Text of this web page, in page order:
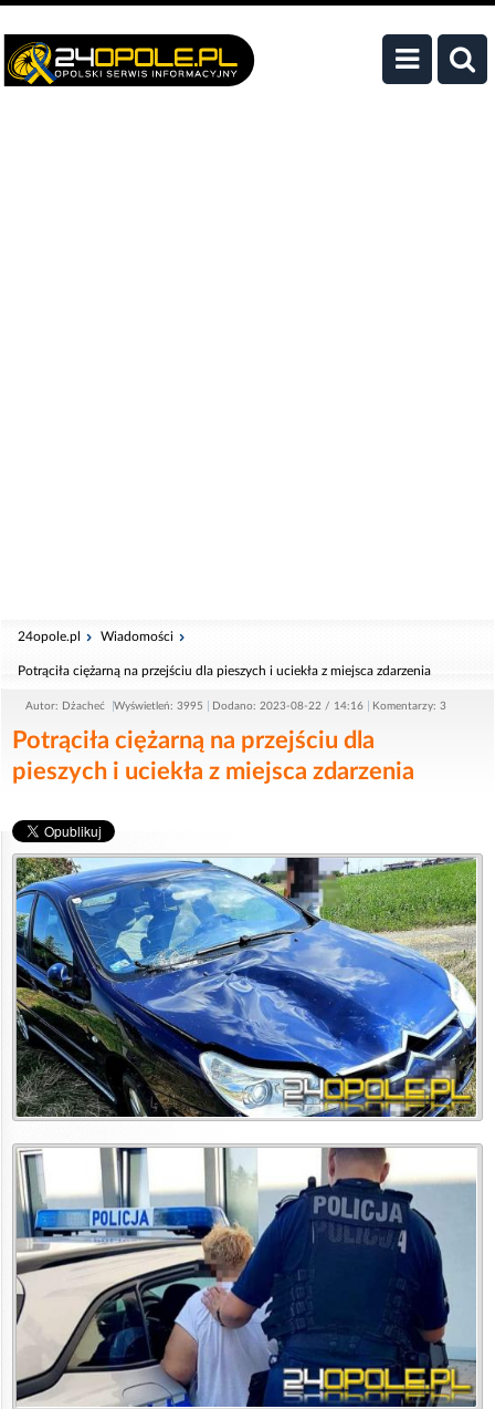
24opole.pl Wiadomości
Potrąciła ciężarną na przejściu dla pieszych i uciekła z miejsca zdarzenia
Autor: Dżacheć Wyświetleń: 3995 Dodano: 2023-08-22 / 14:16 Komentarzy: 3
Potrąciła ciężarną na przejściu dla
pieszych i uciekła z miejsca zdarzenia